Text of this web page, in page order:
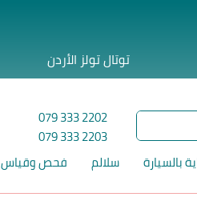
توتال تولز الأردن
079 333 2202
079 333 2203
بالسيارة سلالم فحص وقياس